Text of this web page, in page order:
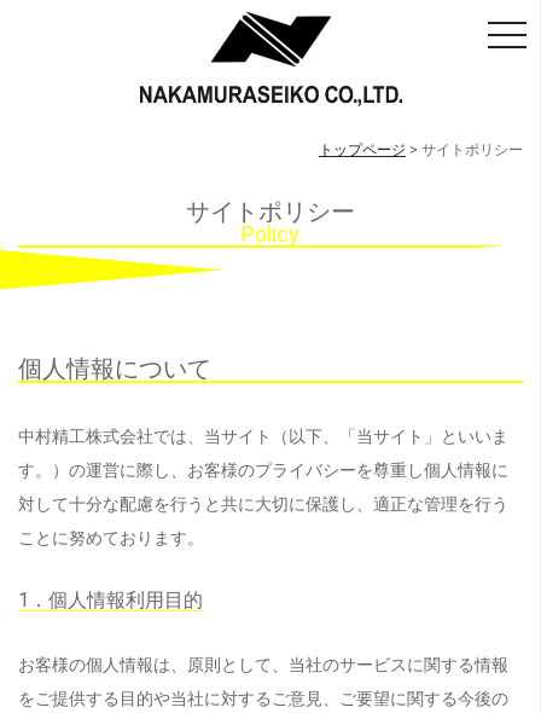
トップページ > サイトポリシー
サイトポリシー
Policy
個人情報について
中村精工株式会社では、当サイト（以下、「当サイト」といいま
す。）の運営に際し、お客様のプライバシーを尊重し個人情報に
対して十分な配慮を行うと共に大切に保護し、適正な管理を行う
ことに努めております。
1．個人情報利用目的
お客様の個人情報は、原則として、当社のサービスに関する情報
をご提供する目的や当社に対するご意見、ご要望に関する今後の